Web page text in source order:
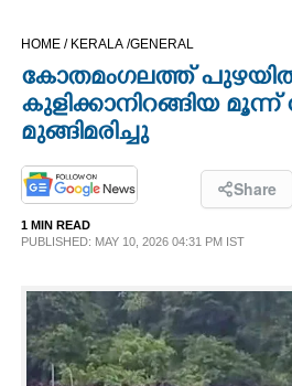
OPINION
PHOTOS
LIFESTYLE
SPIRITUAL
INFO+
HOME / KERALA /GENERAL
കോതമംഗലത്ത്
കുളിക്കാനിറങ്ങിയ മൂന്ന്
മുങ്ങിമരിച്ചു
Share
1 MIN READ
PUBLISHED: MAY 10, 2026 04:31 PM IST